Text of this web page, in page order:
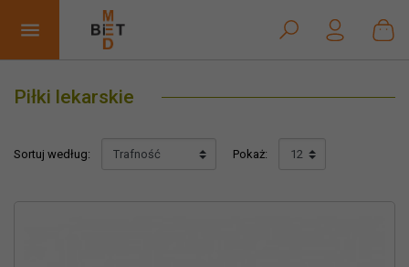
 
Piłki lekarskie
Sortuj według: Pokaż: